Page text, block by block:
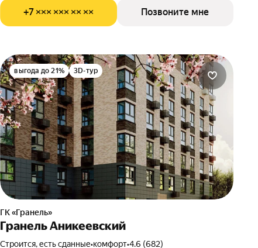
+7 ××× ××× ×× ×× Позвоните мне
выгода до 21% 3D-тур
ГК «Гранель»
Гранель Аникеевский
Строится, есть сданные•комфорт•4.6 (682)